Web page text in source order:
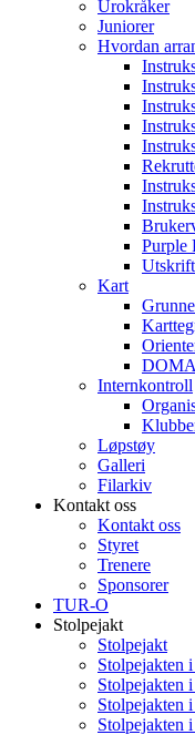
Urokråker
Juniorer
Hvordan
Purple
Kart
Internkontroll
Løpstøy
Galleri
Filarkiv
Kontakt oss
Kontakt oss
Styret
Trenere
Sponsorer
TUR-O
Stolpejakt
Stolpejakt
Stolpejakten
Stolpejakten
Stolpejakten
Stolpejakten